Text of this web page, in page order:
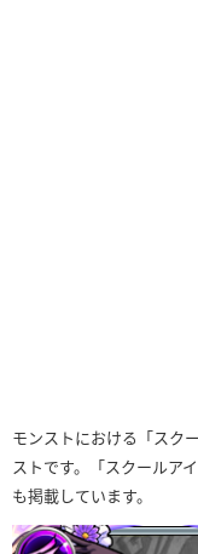
モンストにおける「スク
ストです。「スクールア
も掲載しています。